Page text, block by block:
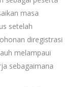
masa
setelah
diregistrasi
melampaui
sebagaimana